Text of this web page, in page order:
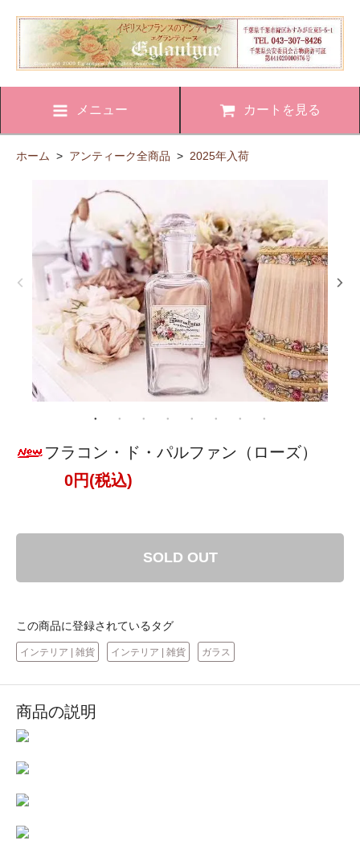
メニュー カートを見る
ホーム > アンティーク全商品 > 2025年入荷
フラコン・ド・パルファン（ローズ）
0円(税込)
SOLD OUT
この商品に登録されているタグ
インテリア | 雑貨 インテリア | 雑貨 ガラス
商品の説明